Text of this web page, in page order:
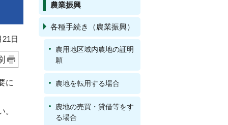
日
に
農業振興
各種手続き（農業振興）
農用地区域内農地の証明
願
農地を転用する場合
農地の売買・貸借等をす
る場合